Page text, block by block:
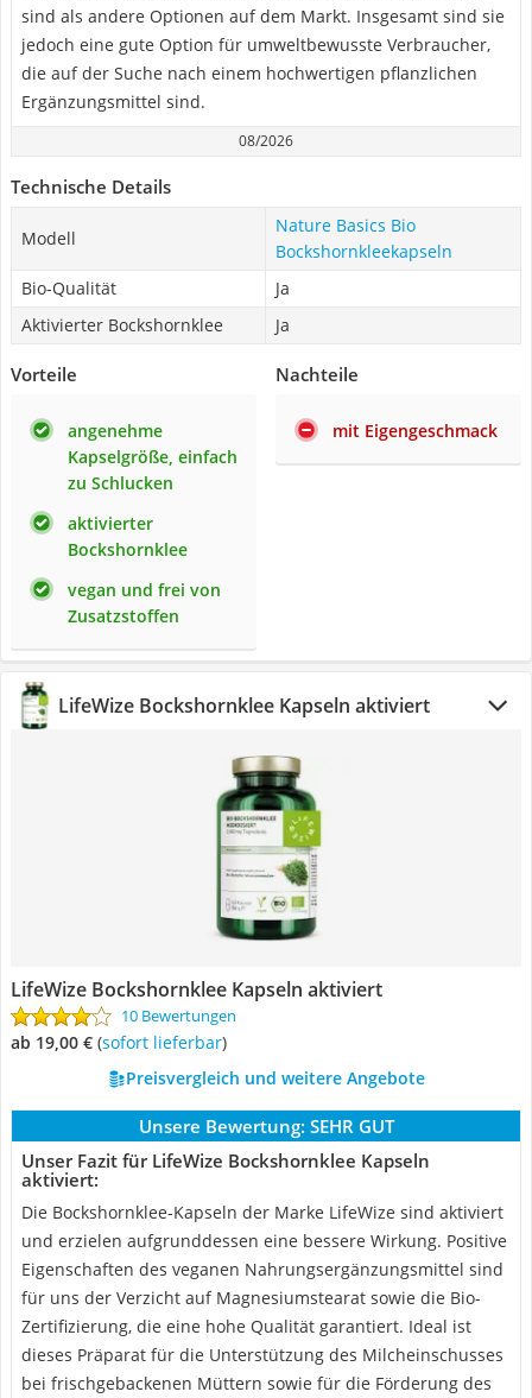
sind als andere Optionen auf dem Markt. Insgesamt sind sie
jedoch eine gute Option für umweltbewusste Verbraucher,
die auf der Suche nach einem hochwertigen pflanzlichen
Ergänzungsmittel sind.
08/2026
Technische Details
Modell
Nature Basics Bio
Bockshornkleekapseln
Bio-Qualität
Ja
Aktivierter Bockshornklee
Ja
Vorteile
angenehme
Kapselgröße, einfach
zu Schlucken
aktivierter
Bockshornklee
vegan und frei von
Zusatzstoffen
Nachteile
mit Eigengeschmack
LifeWize Bockshornklee Kapseln aktiviert
LifeWize Bockshornklee Kapseln aktiviert
10 Bewertungen
ab 19,00 € ( Sofort lieferbar)
Preisvergleich und weitere Angebote
Unsere Bewertung: SEHR GUT
Unser Fazit für LifeWize Bockshornklee Kapseln
aktiviert:
Die Bockshornklee-Kapseln der Marke LifeWize sind aktiviert
und erzielen aufgrunddessen eine bessere Wirkung. Positive
Eigenschaften des veganen Nahrungsergänzungsmittel sind
für uns der Verzicht auf Magnesiumstearat sowie die Bio-
Zertifizierung, die eine hohe Qualität garantiert. Ideal ist
dieses Präparat für die Unterstützung des Milcheinschusses
bei frischgebackenen Müttern sowie für die Förderung des